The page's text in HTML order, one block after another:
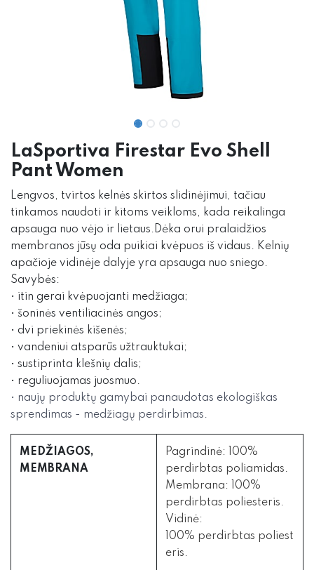
LaSportiva Firestar Evo Shell
Pant Women
Lengvos, tvirtos kelnės skirtos slidinėjimui, tačiau
tinkamos naudoti ir kitoms veikloms, kada reikalinga
apsauga nuo vėjo ir lietaus.Dėka orui pralaidžios
membranos jūsų oda puikiai kvėpuos iš vidaus. Kelnių
apačioje vidinėje dalyje yra apsauga nuo sniego.
Savybės:
• itin gerai kvėpuojanti medžiaga;
• šoninės ventiliacinės angos;
• dvi priekinės kišenės;
• vandeniui atsparūs užtrauktukai;
• sustiprinta klešnių dalis;
• reguliuojamas juosmuo.
• naujų produktų gamybai panaudotas ekologiškas
sprendimas - medžiagų perdirbimas.
MEDŽIAGOS,
MEMBRANA
Pagrindinė: 100%
perdirbtas poliamidas.
Membrana: 100%
perdirbtas poliesteris.
Vidinė:
100% perdirbtas poliest
eris.